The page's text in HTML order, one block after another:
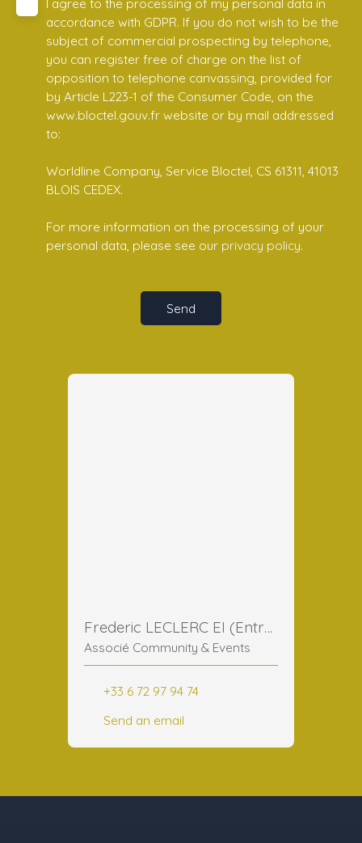
I agree to the processing of my personal data in
accordance with GDPR. If you do not wish to be the
subject of commercial prospecting by telephone,
you can register free of charge on the list of
opposition to telephone canvassing, provided for
by Article L223-1 of the Consumer Code, on the
www.bloctel.gouv.fr website or by mail addressed
to:
Worldline Company, Service Bloctel, CS 61311, 41013
BLOIS CEDEX.
For more information on the processing of your
personal data, please see our privacy policy.
Send
Frederic LECLERC EI (Entreprise Individuelle)
Associé Community & Events
+33 6 72 97 94 74
Send an email